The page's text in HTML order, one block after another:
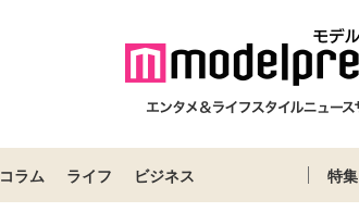
コラム ライフ ビジネス 特集